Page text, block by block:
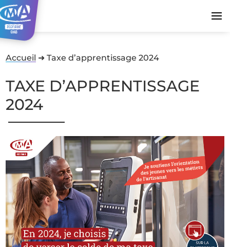
Accueil ➜Taxe d’apprentissage 2024
TAXE D’APPRENTISSAGE
2024